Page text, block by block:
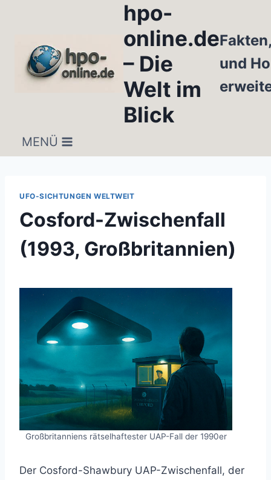
hpo-
online.de
– Die
Welt im
Blick
und
MENÜ
UFO-SICHTUNGEN WELTWEIT
Cosford-Zwischenfall
(1993, Großbritannien)
Großbritanniens rätselhaftester UAP-Fall der 1990er
Der Cosford-Shawbury UAP-Zwischenfall, der